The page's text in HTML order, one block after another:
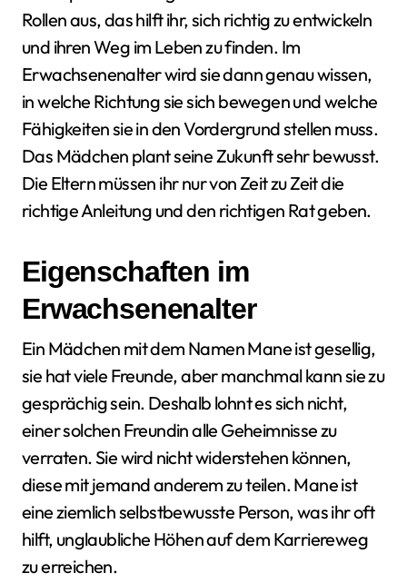
Rollen aus, das hilft ihr, sich richtig zu entwickeln
und ihren Weg im Leben zu finden. Im
Erwachsenenalter wird sie dann genau wissen,
in welche Richtung sie sich bewegen und welche
Fähigkeiten sie in den Vordergrund stellen muss.
Das Mädchen plant seine Zukunft sehr bewusst.
Die Eltern müssen ihr nur von Zeit zu Zeit die
richtige Anleitung und den richtigen Rat geben.
Eigenschaften im
Erwachsenenalter
Ein Mädchen mit dem Namen Mane ist gesellig,
sie hat viele Freunde, aber manchmal kann sie zu
gesprächig sein. Deshalb lohnt es sich nicht,
einer solchen Freundin alle Geheimnisse zu
verraten. Sie wird nicht widerstehen können,
diese mit jemand anderem zu teilen. Mane ist
eine ziemlich selbstbewusste Person, was ihr oft
hilft, unglaubliche Höhen auf dem Karriereweg
zu erreichen.